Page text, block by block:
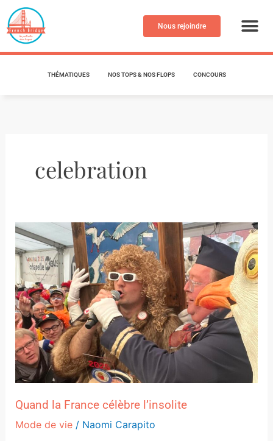
Aller
au
contenu
Nous rejoindre
THÉMATIQUES NOS TOPS & NOS FLOPS CONCOURS
celebration
Quand la France célèbre l’insolite
Mode de vie/ Naomi Carapito
Quand
la
France
célèbre
l’insolite